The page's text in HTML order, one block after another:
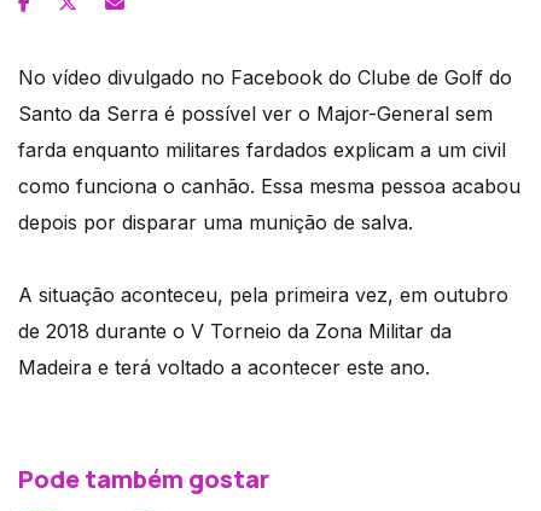
No vídeo divulgado no Facebook do Clube de Golf do
Santo da Serra é possível ver o Major-General sem
farda enquanto militares fardados explicam a um civil
como funciona o canhão. Essa mesma pessoa acabou
depois por disparar uma munição de salva.
A situação aconteceu, pela primeira vez, em outubro
de 2018 durante o V Torneio da Zona Militar da
Madeira e terá voltado a acontecer este ano.
Pode também gostar